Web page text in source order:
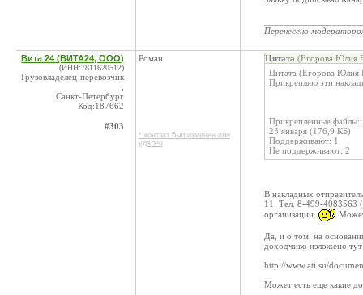
Перенесено
Вита 24 (ВИТА24, ООО)
(ИНН:7811620512)
Грузовладелец-перевозчик
Санкт-Петербург
Код:187662
#303
Роман
* контакт был изменен или
удален
Цитата (Егорова Юлия
Цитата (Егорова
Прикрепляю эти
Прикрепленные файлы:
23 января (176,9 КБ)
Поддерживают: 1
Не поддерживают: 2
В накладных
11. Тел. 8-499-4083563
организации.
Да, и о том, на
доходчиво изложено
http://www.ati.su/
Может есть еще какие